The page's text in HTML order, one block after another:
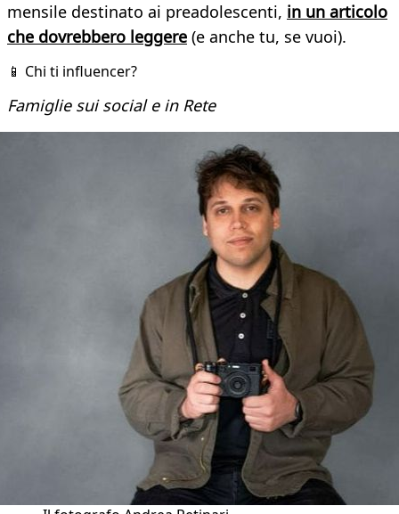
mensile destinato ai preadolescenti, in un articolo
che dovrebbero leggere (e anche tu, se vuoi).
📱 Chi ti influencer?
Famiglie sui social e in Rete